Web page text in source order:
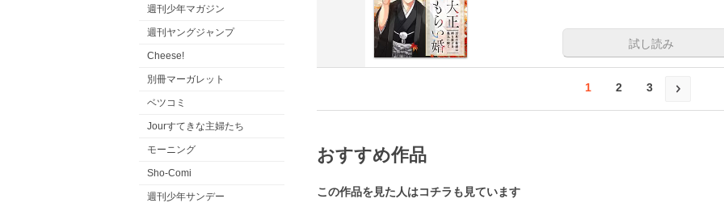
週刊少年マガジン
週刊ヤングジャンプ
Cheese!
別冊マーガレット
ベツコミ
Jourすてきな主婦たち
モーニング
Sho-Comi
週刊少年サンデー
試し読み
1 2 3
おすすめ作品
この作品を見た人はコチラも見ています